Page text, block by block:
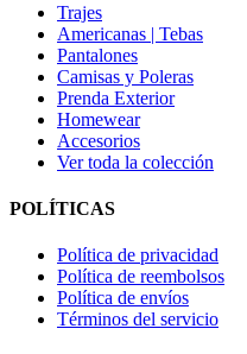
Trajes
Americanas | Tebas
Pantalones
Camisas y Poleras
Prenda Exterior
Homewear
Accesorios
Ver toda la colección
POLÍTICAS
Política de privacidad
Política de reembolsos
Política de envíos
Términos del servicio